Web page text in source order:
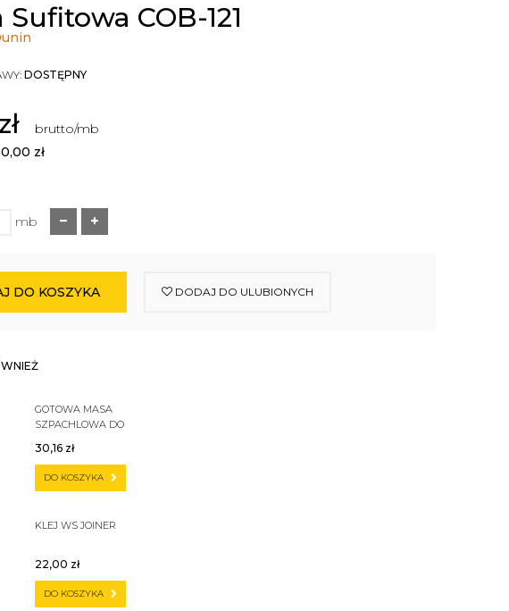
COB-121
DOSTĘPNY
zł
brutto/mb
zł
mb
DO KOSZYKA DODAJ DO ULUBIONYCH
GOTOWA MASA
SZPACHLOWA DO
30,16 zł
DO KOSZYKA
KLEJ WS JOINER
22,00 zł
DO KOSZYKA